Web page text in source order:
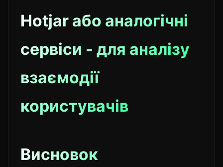
Hotjar або аналогічні
сервіси - для аналізу
взаємодії
користувачів
Висновок